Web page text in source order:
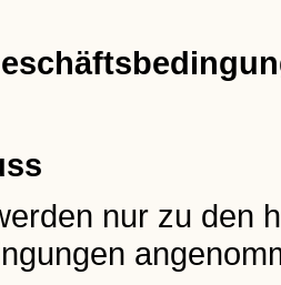
nur zu den